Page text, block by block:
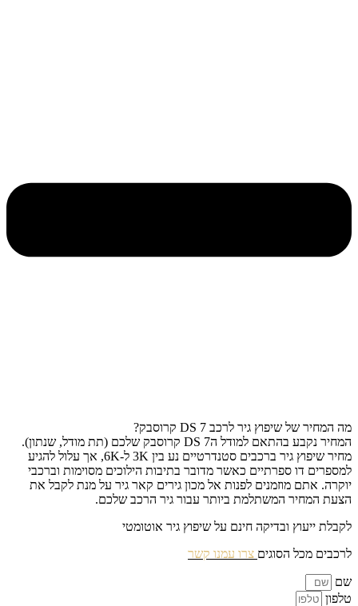
מה המחיר של שיפוץ גיר לרכב DS 7 קרוסבק?
המחיר נקבע בהתאם למודל הDS 7 קרוסבק שלכם (תת מודל, שנתון).
מחיר שיפוץ גיר ברכבים סטנדרטיים נע בין 3K ל-6K, אך עלול להגיע
למספרים דו ספרתיים כאשר מדובר בתיבות הילוכים מסוימות וברכבי
יוקרה. אתם מוזמנים לפנות אל מכון גירים קאר גיר על מנת לקבל את
הצעת המחיר המשתלמת ביותר עבור גיר הרכב שלכם.
לקבלת ייעוץ ובדיקה חינם על שיפוץ גיר אוטומטי
לרכבים מכל הסוגים צרו עמנו קשר
שם
טלפון